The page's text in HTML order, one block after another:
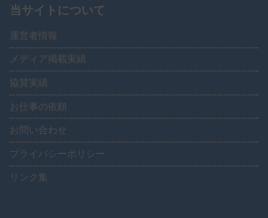
当サイトについて
運営者情報
メディア掲載実績
協賛実績
お仕事の依頼
お問い合わせ
プライバシーポリシー
リンク集